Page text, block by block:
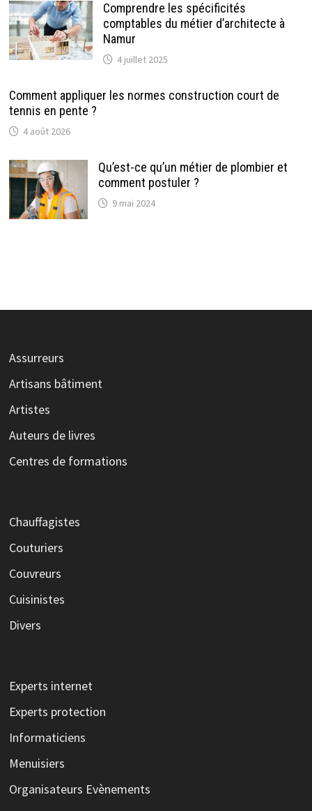
Comprendre les spécificités
comptables du métier d’architecte à
Namur
4 juillet 2025
Comment appliquer les normes construction court de
tennis en pente ?
4 août 2026
Qu’est-ce qu’un métier de plombier et
comment postuler ?
9 mai 2024
Assurreurs
Artisans bâtiment
Artistes
Auteurs de livres
Centres de formations
Chauffagistes
Couturiers
Couvreurs
Cuisinistes
Divers
Experts internet
Experts protection
Informaticiens
Menuisiers
Organisateurs Evènements